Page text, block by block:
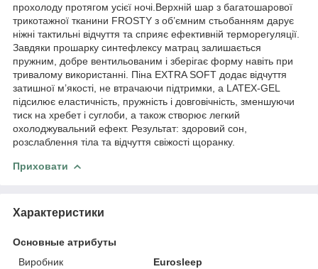
прохолоду протягом усієї ночі.Верхній шар з багатошарової
трикотажної тканини FROSTY з об’ємним стьобанням дарує
ніжні тактильні відчуття та сприяє ефективній терморегуляції.
Завдяки прошарку синтефлексу матрац залишається
пружним, добре вентильованим і зберігає форму навіть при
тривалому використанні. Піна EXTRA SOFT додає відчуття
затишної м’якості, не втрачаючи підтримки, а LATEX-GEL
підсилює еластичність, пружність і довговічність, зменшуючи
тиск на хребет і суглоби, а також створює легкий
охолоджувальний ефект. Результат: здоровий сон,
розслаблення тіла та відчуття свіжості щоранку.
Приховати
Характеристики
Основные атрибуты
Виробник
Eurosleep